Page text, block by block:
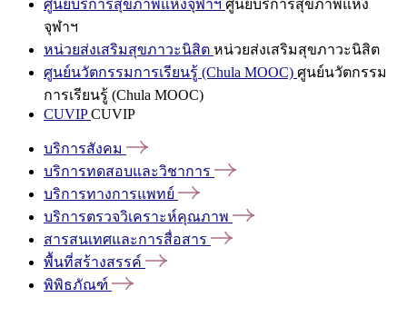
ศูนย์บริการสุขภาพแห่งจุฬาฯ ศูนย์บริการสุขภาพแห่ง
จุฬาฯ
หน่วยส่งเสริมสุขภาวะนิสิต หน่วยส่งเสริมสุขภาวะนิสิต
ศูนย์นวัตกรรมการเรียนรู้ (Chula MOOC) ศูนย์นวัตกรรม
การเรียนรู้ (Chula MOOC)
CUVIPCUVIP
บริการสังคม
บริการทดสอบและวิชาการ
บริการทางการแพทย์
บริการตรวจวิเคราะห์คุณภาพ
สารสนเทศและการสื่อสาร
พื้นที่สร้างสรรค์
พิพิธภัณฑ์